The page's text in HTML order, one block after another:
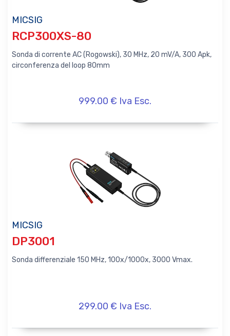
MICSIG
RCP300XS-80
Sonda di corrente AC (Rogowski), 30 MHz, 20 mV/A, 300 Apk,
circonferenza del loop 80mm
999.00 € Iva Esc.
MICSIG
DP3001
Sonda differenziale 150 MHz, 100x/1000x, 3000 Vmax.
299.00 € Iva Esc.